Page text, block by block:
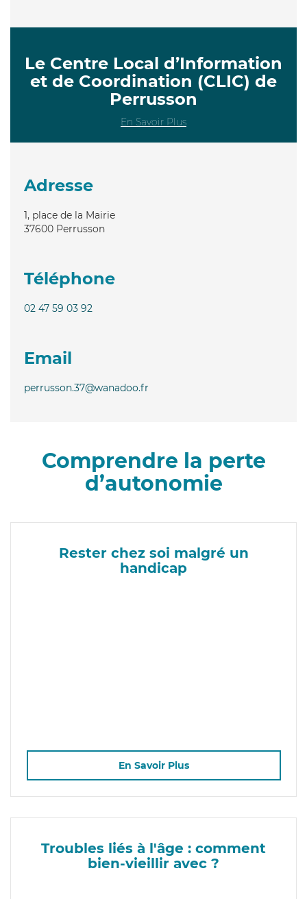
Le Centre Local d’Information
et de Coordination (CLIC) de
Perrusson
En Savoir Plus
Adresse
1, place de la Mairie
37600 Perrusson
Téléphone
02 47 59 03 92
Email
perrusson.37@wanadoo.fr
Comprendre la perte
d’autonomie
Rester chez soi malgré un
handicap
En Savoir Plus
Troubles liés à l'âge : comment
bien-vieillir avec ?